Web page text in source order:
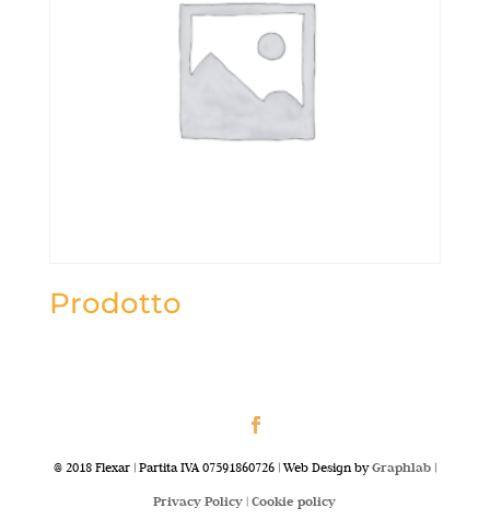
Prodotto
@ 2018 Flexar | Partita IVA 07591860726 | Web Design byGraphlab|
Privacy Policy |Cookie policy